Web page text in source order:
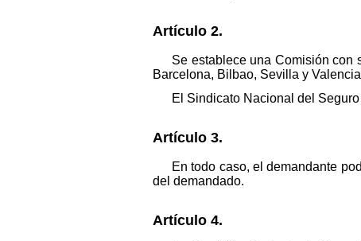
Artículo 2.
Se establece una Comisión con
Barcelona, Bilbao, Sevilla y
El Sindicato Nacional del
Artículo 3.
En todo caso, el demandante
del demandado.
Artículo 4.